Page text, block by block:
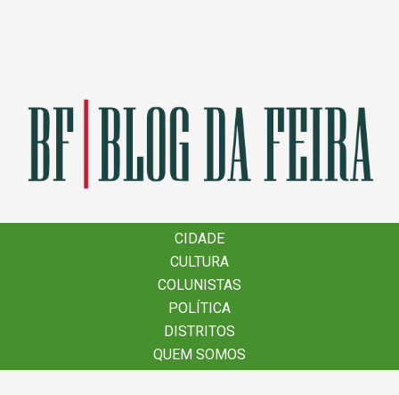
CIDADE
CULTURA
COLUNISTAS
POLÍTICA
DISTRITOS
QUEM SOMOS
CIDADE
CULTURA
COLUNISTAS
POLÍTICA
DISTRITOS
QUEM SOMOS